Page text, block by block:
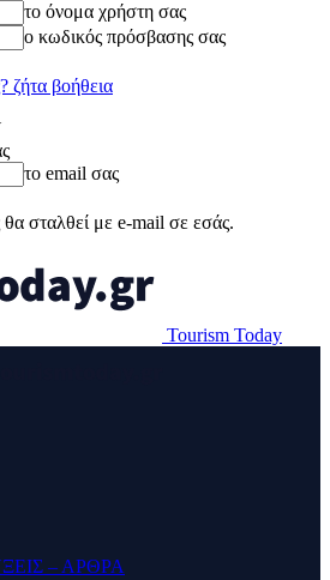
το όνομα χρήστη σας
ο κωδικός πρόσβασης σας
ζήτα βοήθεια
το email σας
σταλθεί με e-mail σε εσάς.
Tourism Today
– ΑΡΘΡΑ